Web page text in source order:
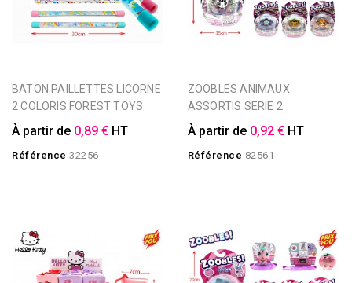
BATON PAILLETTES LICORNE
2 COLORIS FOREST TOYS
À partir de 0,89 € HT
Référence 32256
ZOOBLES ANIMAUX
ASSORTIS SERIE 2
À partir de 0,92 € HT
Référence 82561